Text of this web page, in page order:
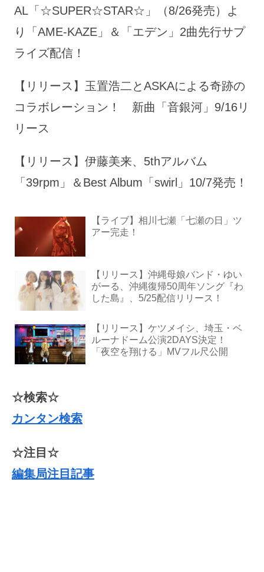
AL「☆SUPER☆STAR☆」（8/26発売）よ
り「AME-KAZE」＆「エデン」2曲先行サプ
ライズ配信！
【リリース】玉置浩二とASKAによる奇跡の
コラボレーション！ 新曲「音銀河」9/16リ
リース
【リリース】伊藤美来、5thアルバム
「39rpm」＆Best Album「swirl」10/7発売！
【ライブ】相川七瀬「七瀬の日」ツ
アー完走！
【リリース】沖縄母娘バンド・ゆい
がーる、沖縄復帰50周年ソング『わ
した島』、5/25配信リリース！
【リリース】ケツメイシ、埼玉・ベ
ルーナドーム公演2DAYS決定！
「夜空を翔ける」MVフル尺公開
☆検索☆
カンタン検索
☆注目☆
編集局注目記事